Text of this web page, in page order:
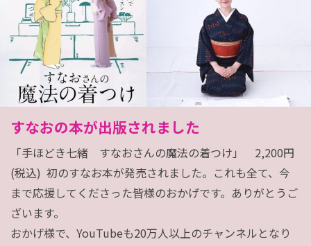
すなおの本が出版されました
「手ほどき七緒　すなおさんの魔法の着つけ」　2,200円
(税込)  初のすなお本が発売されました。これも全て、今
まで応援してくださった皆様のおかげです。ありがとうご
ざいます。
おかげ様で、YouTubeも20万人以上のチャンネルとなり